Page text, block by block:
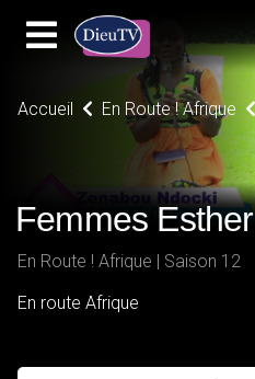
Accueil En Route ! Afrique
Femmes Esther
En Route ! Afrique | Saison 12
En route Afrique